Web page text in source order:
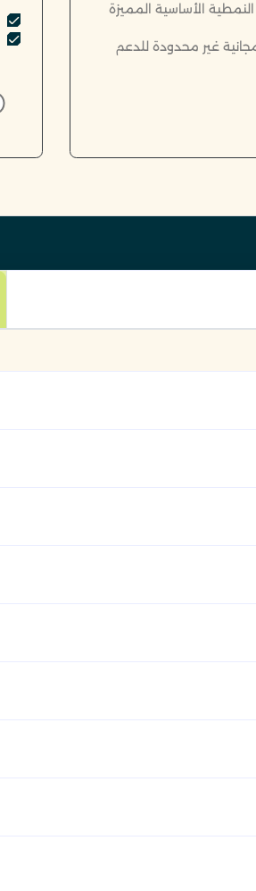
الأساسية المميزة
مجانية غير محدودة للدعم